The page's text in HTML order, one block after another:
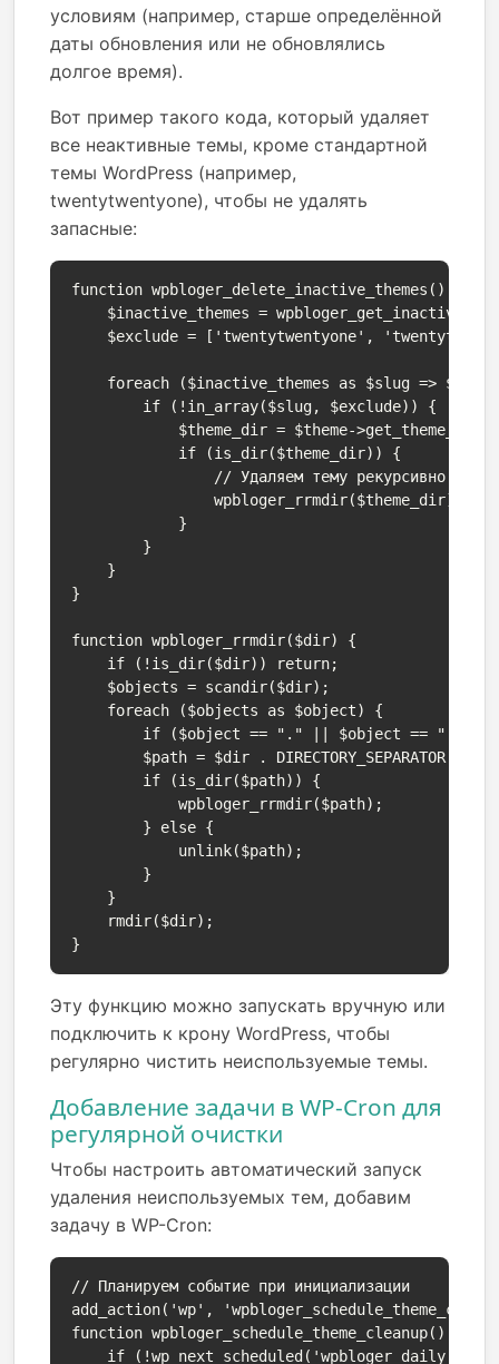
условиям (например, старше определённой
даты обновления или не обновлялись
долгое время).
Вот пример такого кода, который удаляет
все неактивные темы, кроме стандартной
темы WordPress (например,
twentytwentyone), чтобы не удалять
запасные:
function wpbloger_delete_inactive_themes() {
$inactive_themes =
$exclude = ['twentytwentyone',
foreach ($inactive_themes as $slug =>
        if (!in_array($slug, $exclude)) {
$theme_dir = $theme-
            if (is_dir($theme_dir)) {
                // Удаляем тему рекурсивно
                wpbloger_rrmdir($theme_dir);
            }
        }
    }
}
function wpbloger_rrmdir($dir) {
    if (!is_dir($dir)) return;
    $objects = scandir($dir);
    foreach ($objects as $object) {
if ($object == "." || $object == "..")
$path = $dir . DIRECTORY_SEPARATOR .
        if (is_dir($path)) {
            wpbloger_rrmdir($path);
        } else {
            unlink($path);
        }
    }
    rmdir($dir);
}
Эту функцию можно запускать вручную или
подключить к крону WordPress, чтобы
регулярно чистить неиспользуемые темы.
Добавление задачи в WP-Cron для
регулярной очистки
Чтобы настроить автоматический запуск
удаления неиспользуемых тем, добавим
задачу в WP-Cron:
// Планируем событие при инициализации
add_action('wp',
function wpbloger_schedule_theme_cleanup() {
if